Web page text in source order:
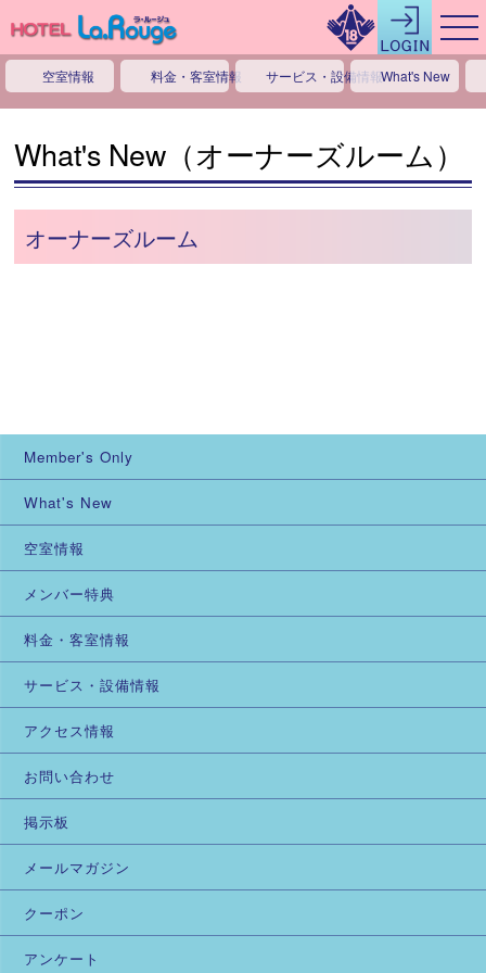
空室情報 料金・客室情報 サービス・設備情報What's New
What's New（オーナーズルーム）
オーナーズルーム
Member's Only
What's New
空室情報
メンバー特典
料金・客室情報
サービス・設備情報
アクセス情報
お問い合わせ
掲示板
メールマガジン
クーポン
アンケート